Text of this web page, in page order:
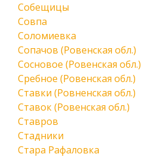
Собещицы
Совпа
Соломиевка
Сопачов (Ровенская обл.)
Сосновое (Ровенская обл.)
Сребное (Ровенская обл.)
Ставки (Ровненская обл.)
Ставок (Ровенская обл.)
Ставров
Стадники
Стара Рафаловка